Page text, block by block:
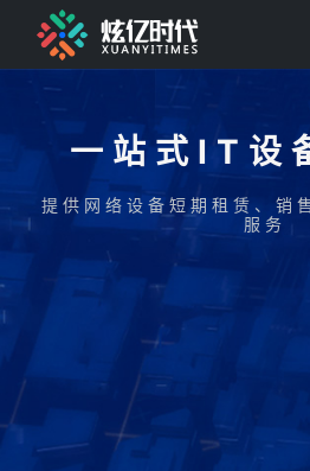
一站式IT设
提供网络设备短期租赁、销
服务